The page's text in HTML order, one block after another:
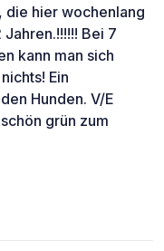
die hier wochenlang
Bei 7
kann man sich
Ein
Hunden. V/E
grün zum